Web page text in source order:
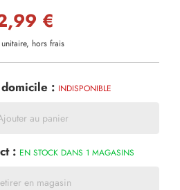
€
hors frais
: INDISPONIBLE
au panier
: EN STOCK DANS 1 MAGASINS
en magasin